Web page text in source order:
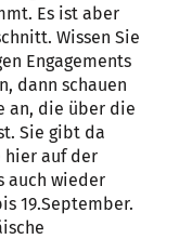
Es ist aber
Wissen Sie
Engagements
dann schauen
an, die über die
Sie gibt da
hier auf der
auch wieder
19.September.